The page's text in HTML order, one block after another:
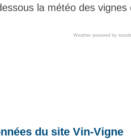
la météo des
Weather powered by
du site Vin-Vigne